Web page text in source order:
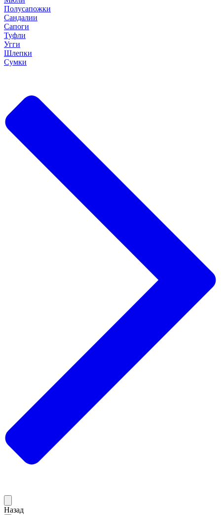
Полусапожки
Сандалии
Сапоги
Туфли
Угги
Шлепки
Сумки
Назад